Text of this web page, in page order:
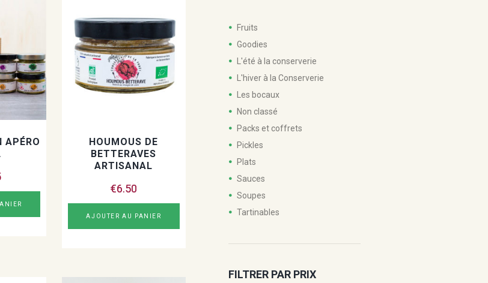
APÉRO
HOUMOUS DE
BETTERAVES
ARTISANAL
€6.50
AJOUTER AU PANIER
Fruits
Goodies
L'été à la conserverie
L'hiver à la Conserverie
Les bocaux
Non classé
Packs et coffrets
Pickles
Plats
Sauces
Soupes
Tartinables
FILTRER PAR PRIX